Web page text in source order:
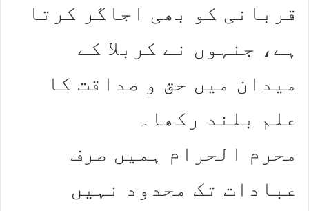
قربانی کو بھی اجاگر کرتا
ہے، جنہوں نے کربلا کے
میدان میں حق و صداقت کا
علم بلند رکھا۔
محرم الحرام ہمیں صرف
عبادات تک محدود نہیں